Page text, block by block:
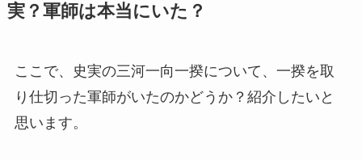
実？軍師は本当にいた？
ここで、史実の三河一向一揆について、一揆を取
り仕切った軍師がいたのかどうか？紹介したいと
思います。